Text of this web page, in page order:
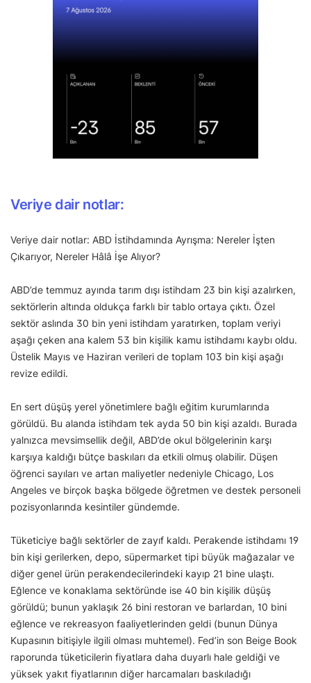
Veriye dair notlar:
Veriye dair notlar: ABD İstihdamında Ayrışma: Nereler İşten
Çıkarıyor, Nereler Hâlâ İşe Alıyor?
ABD’de temmuz ayında tarım dışı istihdam 23 bin kişi azalırken,
sektörlerin altında oldukça farklı bir tablo ortaya çıktı. Özel
sektör aslında 30 bin yeni istihdam yaratırken, toplam veriyi
aşağı çeken ana kalem 53 bin kişilik kamu istihdamı kaybı oldu.
Üstelik Mayıs ve Haziran verileri de toplam 103 bin kişi aşağı
revize edildi.
En sert düşüş yerel yönetimlere bağlı eğitim kurumlarında
görüldü. Bu alanda istihdam tek ayda 50 bin kişi azaldı. Burada
yalnızca mevsimsellik değil, ABD’de okul bölgelerinin karşı
karşıya kaldığı bütçe baskıları da etkili olmuş olabilir. Düşen
öğrenci sayıları ve artan maliyetler nedeniyle Chicago, Los
Angeles ve birçok başka bölgede öğretmen ve destek personeli
pozisyonlarında kesintiler gündemde.
Tüketiciye bağlı sektörler de zayıf kaldı. Perakende istihdamı 19
bin kişi gerilerken, depo, süpermarket tipi büyük mağazalar ve
diğer genel ürün perakendecilerindeki kayıp 21 bine ulaştı.
Eğlence ve konaklama sektöründe ise 40 bin kişilik düşüş
görüldü; bunun yaklaşık 26 bini restoran ve barlardan, 10 bini
eğlence ve rekreasyon faaliyetlerinden geldi (bunun Dünya
Kupasının bitişiyle ilgili olması muhtemel). Fed’in son Beige Book
raporunda tüketicilerin fiyatlara daha duyarlı hale geldiği ve
yüksek yakıt fiyatlarının diğer harcamaları baskıladığı